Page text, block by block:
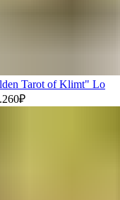
Tarot of Klimt" Lo
₽